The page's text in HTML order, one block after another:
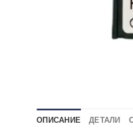
ОПИСАНИЕ ДЕТАЛИ